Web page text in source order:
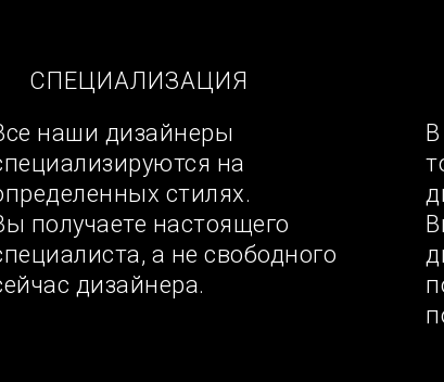
СПЕЦИАЛИЗАЦИЯ
наши дизайнеры
на
стилях.
получаете настоящего
а не свободного
дизайнера.